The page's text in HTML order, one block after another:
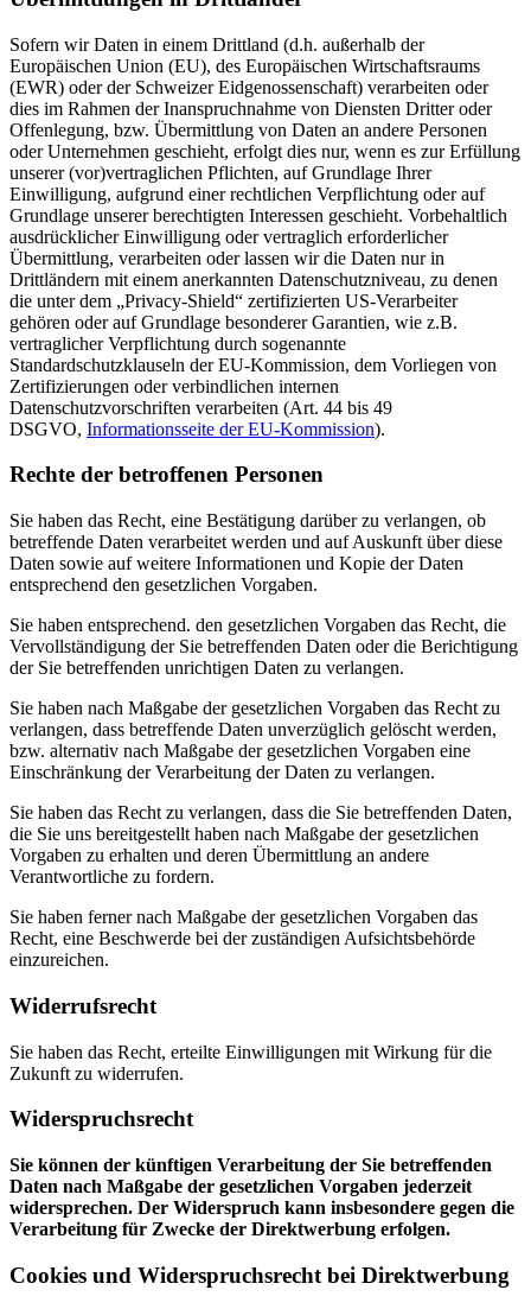
Sofern wir Daten in einem Drittland (d.h. außerhalb der
Europäischen Union (EU), des Europäischen Wirtschaftsraums
(EWR) oder der Schweizer Eidgenossenschaft) verarbeiten oder
dies im Rahmen der Inanspruchnahme von Diensten Dritter oder
Offenlegung, bzw. Übermittlung von Daten an andere Personen
oder Unternehmen geschieht, erfolgt dies nur, wenn es zur Erfüllung
unserer (vor)vertraglichen Pflichten, auf Grundlage Ihrer
Einwilligung, aufgrund einer rechtlichen Verpflichtung oder auf
Grundlage unserer berechtigten Interessen geschieht. Vorbehaltlich
ausdrücklicher Einwilligung oder vertraglich erforderlicher
Übermittlung, verarbeiten oder lassen wir die Daten nur in
Drittländern mit einem anerkannten Datenschutzniveau, zu denen
die unter dem „Privacy-Shield“ zertifizierten US-Verarbeiter
gehören oder auf Grundlage besonderer Garantien, wie z.B.
vertraglicher Verpflichtung durch sogenannte
Standardschutzklauseln der EU-Kommission, dem Vorliegen von
Zertifizierungen oder verbindlichen internen
Datenschutzvorschriften verarbeiten (Art. 44 bis 49
DSGVO, Informationsseite der EU-Kommission).
Rechte der betroffenen Personen
Sie haben das Recht, eine Bestätigung darüber zu verlangen, ob
betreffende Daten verarbeitet werden und auf Auskunft über diese
Daten sowie auf weitere Informationen und Kopie der Daten
entsprechend den gesetzlichen Vorgaben.
Sie haben entsprechend. den gesetzlichen Vorgaben das Recht, die
Vervollständigung der Sie betreffenden Daten oder die Berichtigung
der Sie betreffenden unrichtigen Daten zu verlangen.
Sie haben nach Maßgabe der gesetzlichen Vorgaben das Recht zu
verlangen, dass betreffende Daten unverzüglich gelöscht werden,
bzw. alternativ nach Maßgabe der gesetzlichen Vorgaben eine
Einschränkung der Verarbeitung der Daten zu verlangen.
Sie haben das Recht zu verlangen, dass die Sie betreffenden Daten,
die Sie uns bereitgestellt haben nach Maßgabe der gesetzlichen
Vorgaben zu erhalten und deren Übermittlung an andere
Verantwortliche zu fordern.
Sie haben ferner nach Maßgabe der gesetzlichen Vorgaben das
Recht, eine Beschwerde bei der zuständigen Aufsichtsbehörde
einzureichen.
Widerrufsrecht
Sie haben das Recht, erteilte Einwilligungen mit Wirkung für die
Zukunft zu widerrufen.
Widerspruchsrecht
Sie können der künftigen Verarbeitung der Sie betreffenden
Daten nach Maßgabe der gesetzlichen Vorgaben jederzeit
widersprechen. Der Widerspruch kann insbesondere gegen die
Verarbeitung für Zwecke der Direktwerbung erfolgen.
Cookies und Widerspruchsrecht bei Direktwerbung